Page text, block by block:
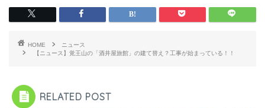
HOME
ニュース
【ニュース】覚王山の「酒井屋旅館」の建て替え？工事が始まっている！！
RELATED POST